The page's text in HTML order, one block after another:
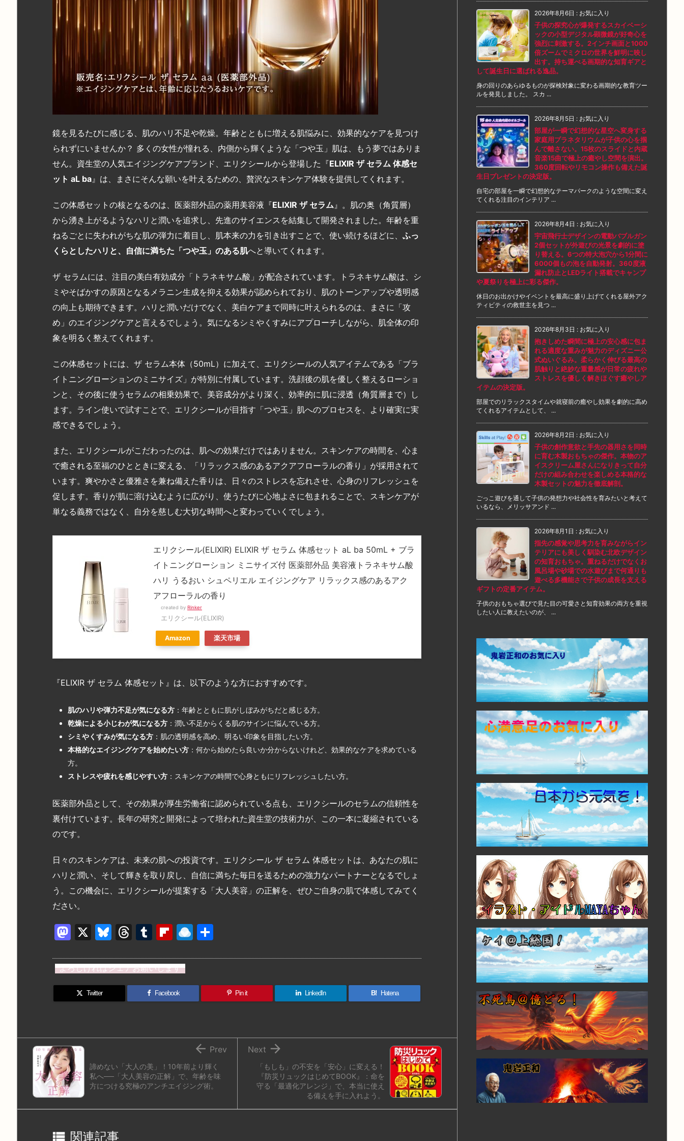
鏡を見るたびに感じる、肌のハリ不足や乾燥。年齢とともに増える肌悩みに、効果的なケアを見つけ
られずにいませんか？ 多くの女性が憧れる、内側から輝くような「つや玉」肌は、もう夢ではありま
せん。資生堂の人気エイジングケアブランド、エリクシールから登場した『ELIXIR ザ セラム 体感セ
ット aL ba』は、まさにそんな願いを叶えるための、贅沢なスキンケア体験を提供してくれます。
この体感セットの核となるのは、医薬部外品の薬用美容液『ELIXIR ザ セラム 』。肌の奥（角質層）
から湧き上がるようなハリと潤いを追求し、先進のサイエンスを結集して開発されました。年齢を重
ねるごとに失われがちな肌の弾力に着目し、肌本来の力を引き出すことで、使い続けるほどに、 ふっ
くらとしたハリと、自信に満ちた「つや玉」のある肌へと導いてくれます。
ザ セラムには、注目の美白有効成分「トラネキサム酸」が配合されています。トラネキサム酸は、シ
ミやそばかすの原因となるメラニン生成を抑える効果が認められており、肌のトーンアップや透明感
の向上も期待できます。ハリと潤いだけでなく、美白ケアまで同時に叶えられるのは、まさに「攻
め」のエイジングケアと言えるでしょう。気になるシミやくすみにアプローチしながら、肌全体の印
象を明るく整えてくれます。
この体感セットには、ザ セラム本体（50mL）に加えて、エリクシールの人気アイテムである「ブラ
イトニングローションのミニサイズ」が特別に付属しています。洗顔後の肌を優しく整えるローショ
ンと、その後に使うセラムの相乗効果で、美容成分がより深く、効率的に肌に浸透（角質層まで）し
ます。ライン使いで試すことで、エリクシールが目指す「つや玉」肌へのプロセスを、より確実に実
感できるでしょう。
また、エリクシールがこだわったのは、肌への効果だけではありません。スキンケアの時間を、心ま
で癒される至福のひとときに変える、「リラックス感のあるアクアフローラルの香り」が採用されて
います。爽やかさと優雅さを兼ね備えた香りは、日々のストレスを忘れさせ、心身のリフレッシュを
促します。香りが肌に溶け込むように広がり、使うたびに心地よさに包まれることで、スキンケアが
単なる義務ではなく、自分を慈しむ大切な時間へと変わっていくでしょう。
エリクシール(ELIXIR) ELIXIR ザ セラム 体感セット aL ba 50mL + ブラ
イトニングローション ミニサイズ付 医薬部外品 美容液トラネキサム酸
ハリ うるおい シュペリエル エイジングケア リラックス感のあるアク
アフローラルの香り
created by Rinker
エリクシール(ELIXIR)
Amazon 楽天市場
『ELIXIR ザ セラム 体感セット』は、以下のような方におすすめです。
肌のハリや弾力不足が気になる方 ：年齢とともに肌がしぼみがちだと感じる方。
乾燥による小じわが気になる方 ：潤い不足からくる肌のサインに悩んでいる方。
シミやくすみが気になる方 ：肌の透明感を高め、明るい印象を目指したい方。
本格的なエイジングケアを始めたい方 ：何から始めたら良いか分からないけれど、効果的なケアを求めている
方。
ストレスや疲れを感じやすい方 ：スキンケアの時間で心身ともにリフレッシュしたい方。
医薬部外品として、その効果が厚生労働省に認められている点も、エリクシールのセラムの信頼性を
裏付けています。長年の研究と開発によって培われた資生堂の技術力が、この一本に凝縮されている
のです。
日々のスキンケアは、未来の肌への投資です。エリクシール ザ セラム 体感セットは、あなたの肌に
ハリと潤い、そして輝きを取り戻し、自信に満ちた毎日を送るための強力なパートナーとなるでしょ
う。この機会に、エリクシールが提案する「大人美容」の正解を、ぜひご自身の肌で体感してみてく
ださい。
M
st
o
d
X
Bl
e
s
k
T
e
a
d
T
m
bl
r
Fl
b
o
ar
R
n
dr
o
よろしければシェアお願いします
Twitter Facebook Pin it LinkedIn B! Hatena
「もしも」の不安を「安心」に変える！
『防災リュックはじめてBOOK』：命を
守る「最適化アレンジ」で、本当に使え
る備えを手に入れよう。

Next
諦めない「大人の美」！10年前より輝く
私へ──「大人美容の正解」で、年齢を味
方につける究極のアンチエイジング術。
 Prev
 関連記事
2026年8月6日 : お気に入り
子供の探究心が爆発するスカイベーシ
ックの小型デジタル顕微鏡が好奇心を
強烈に刺激する。2インチ画面と1000
倍ズームでミクロの世界を鮮明に映し
出す。持ち運べる画期的な知育ギアと
して誕生日に選ばれる逸品。
身の回りのあらゆるものが探検対象に変わる画期的な教育ツー
ルを発見しました。 スカ ...
2026年8月5日 : お気に入り
部屋が一瞬で幻想的な星空へ変身する
家庭用プラネタリウムが子供の心を掴
んで離さない。15枚のスライドと内蔵
音楽15曲で極上の癒やし空間を演出。
360度回転やリモコン操作も備えた誕
生日プレゼントの決定版。
自宅の部屋を一瞬で幻想的なテーマパークのような空間に変え
てくれる注目のインテリア ...
2026年8月4日 : お気に入り
宇宙飛行士デザインの電動バブルガン
2個セットが外遊びの光景を劇的に塗
り替える。6つの特大泡穴から1分間に
6000個もの泡を自動発射。360度液
漏れ防止とLEDライト搭載でキャンプ
や夏祭りを極上に彩る傑作。
休日のお出かけやイベントを最高に盛り上げてくれる屋外アク
ティビティの救世主を見つ ...
2026年8月3日 : お気に入り
抱きしめた瞬間に極上の安心感に包ま
れる適度な重みが魅力のディズニー公
式ぬいぐるみ。柔らかく伸びる最高の
肌触りと絶妙な重量感が日常の疲れや
ストレスを優しく解きほぐす癒やしア
イテムの決定版。
部屋でのリラックスタイムや就寝前の癒やし効果を劇的に高め
てくれるアイテムとして、 ...
2026年8月2日 : お気に入り
子供の創作意欲と手先の器用さを同時
に育む木製おもちゃの傑作。本物のア
イスクリーム屋さんになりきって自分
だけの組み合わせを楽しめる本格的な
木製セットの魅力を徹底解剖。
ごっこ遊びを通して子供の発想力や社会性を育みたいと考えて
いるなら、メリッサアンド ...
2026年8月1日 : お気に入り
指先の感覚や思考力を育みながらイン
テリアにも美しく馴染む北欧デザイン
の知育おもちゃ。重ねるだけでなくお
風呂場や砂場での水遊びまで何通りも
遊べる多機能さで子供の成長を支える
ギフトの定番アイテム。
子供のおもちゃ選びで見た目の可愛さと知育効果の両方を重視
したい人に教えたいのが、 ...